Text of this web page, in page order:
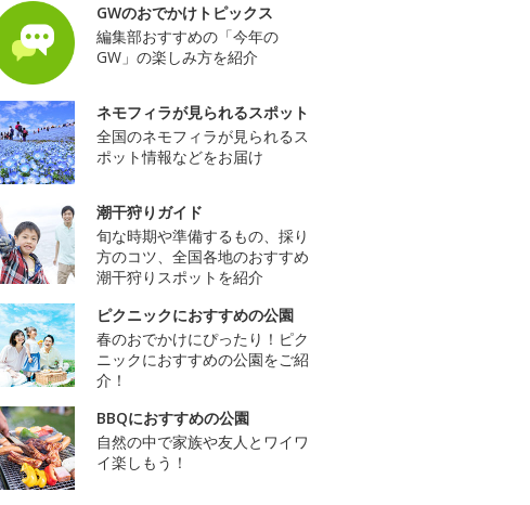
GWのおでかけトピックス
編集部おすすめの「今年の
GW」の楽しみ方を紹介
ネモフィラが見られるスポット
全国のネモフィラが見られるス
ポット情報などをお届け
潮干狩りガイド
旬な時期や準備するもの、採り
方のコツ、全国各地のおすすめ
潮干狩りスポットを紹介
ピクニックにおすすめの公園
春のおでかけにぴったり！ピク
ニックにおすすめの公園をご紹
介！
BBQにおすすめの公園
自然の中で家族や友人とワイワ
イ楽しもう！